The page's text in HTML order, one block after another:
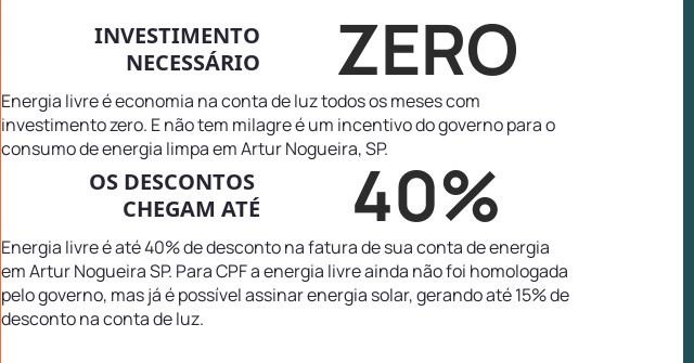
INVESTIMENTO
NECESSÁRIO
ZERO
Energia livre é economia na conta de luz todos os meses com
investimento zero. E não tem milagre é um incentivo do governo para o
consumo de energia limpa em Artur Nogueira, SP.
OS DESCONTOS
CHEGAM ATÉ
40%
Energia livre é até 40% de desconto na fatura de sua conta de energia
em Artur Nogueira SP. Para CPF a energia livre ainda não foi homologada
pelo governo, mas já é possível assinar energia solar, gerando até 15% de
desconto na conta de luz.